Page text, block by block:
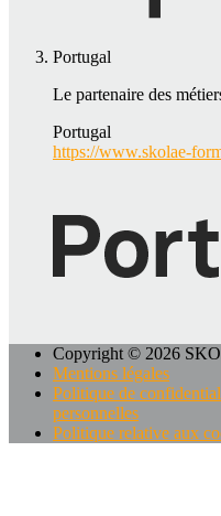
Portugal
Le partenaire des
Portugal
https://www.skolae-
Copyright © 2026
Mentions légales
Politique de
personnelles
Politique relative aux